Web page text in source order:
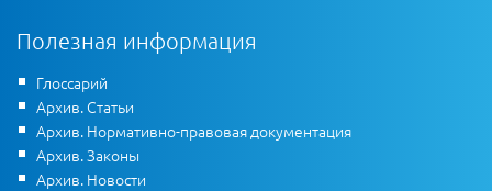
Полезная информация
Глоссарий
Архив. Статьи
Архив. Нормативно-правовая документация
Архив. Законы
Архив. Новости